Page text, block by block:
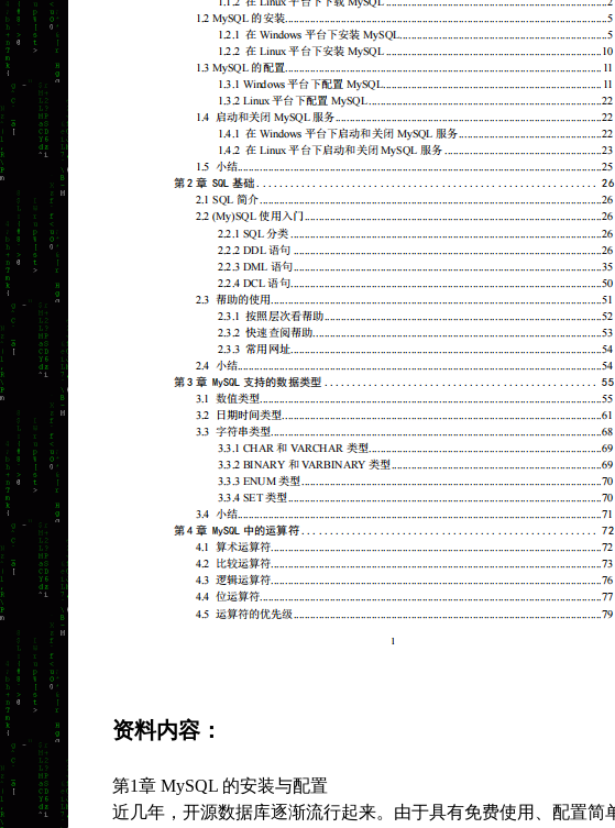
资料内容：
第1章 MySQL 的安装与配置
近几年，开源数据库逐渐流行起来。由于具有免费使用、配置简